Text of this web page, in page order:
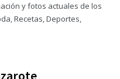
y fotos actuales de los
Recetas, Deportes,